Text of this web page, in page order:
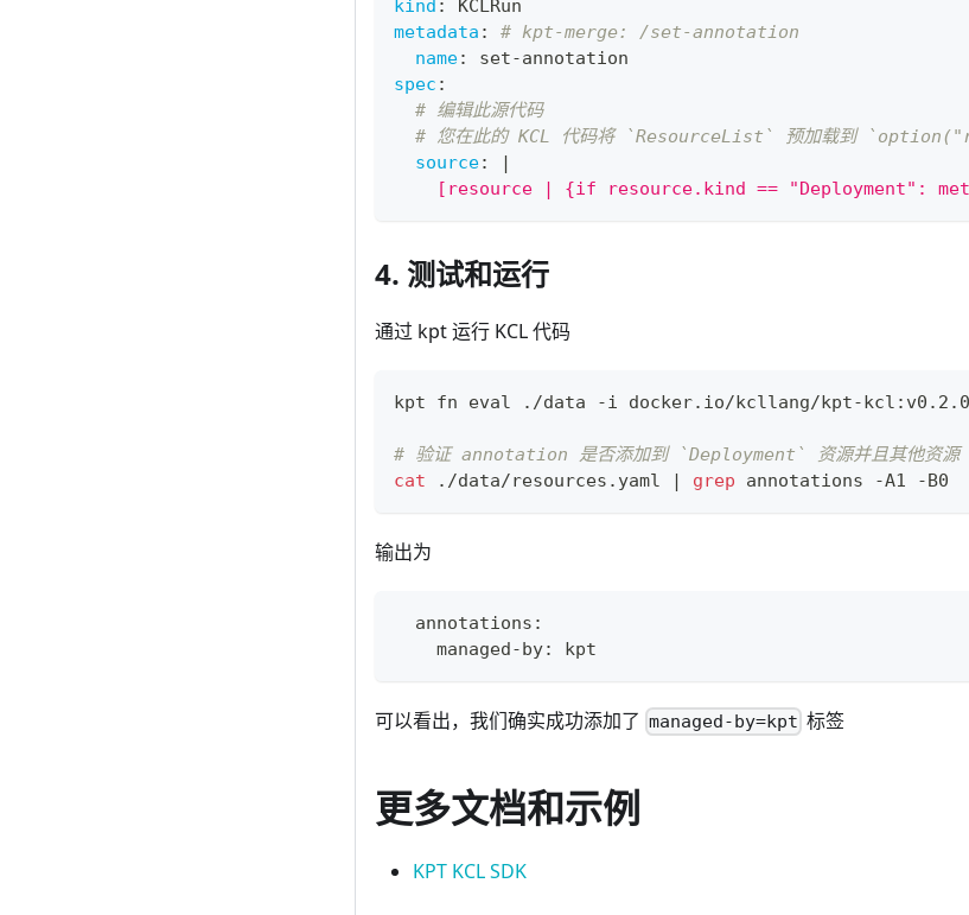
kind :
KCLRun
metadata :
# kpt-merge: /set-annotation
name: set-annotation
spec :
# 编辑此源代码
# 您在此的 KCL 代码将 `ResourceList` 预加载到
source:
|
[resource | {if resource.kind == "Deployment":
4. 测试和运行
通过 kpt 运行 KCL 代码
kpt fn eval ./data -i docker.io/kcllang/kpt-
# 验证 annotation 是否添加到 `Deployment` 资源并且其他资
cat ./data/resources.yaml | grep annotations -A1 -B0
输出为
  annotations:
    managed-by: kpt
可以看出，我们确实成功添加了 managed-by=kpt 标签
更多文档和示例
KPT KCL SDK